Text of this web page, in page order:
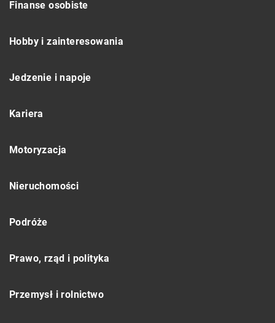
Finanse osobiste
Hobby i zainteresowania
Jedzenie i napoje
Kariera
Motoryzacja
Nieruchomości
Podróże
Prawo, rząd i polityka
Przemysł i rolnictwo